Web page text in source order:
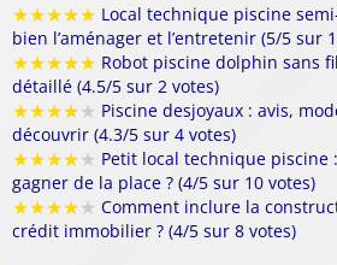
★★★★★ Local technique piscine
bien l’aménager et l’entretenir (5/5 sur
★★★★★ Robot piscine dolphin sans
détaillé (4.5/5 sur 2 votes)
★★★★★ Piscine desjoyaux : avis,
découvrir (4.3/5 sur 4 votes)
★★★★★ Petit local technique
gagner de la place ? (4/5 sur 10 votes)
★★★★★ Comment inclure la
crédit immobilier ? (4/5 sur 8 votes)